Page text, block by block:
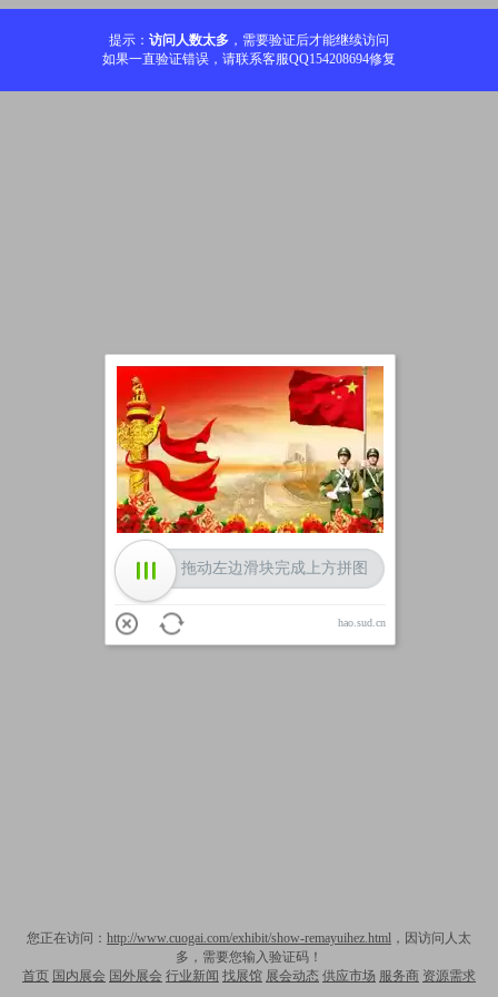
提示： 访问人数太多 ，需要验证后才能继续访问
如果一直验证错误，请联系客服QQ154208694修复
您正在访问： http://www.cuogai.com/exhibit/show-remayuihez.html ，因访问人太
多，需要您输入验证码！
首页 国内展会 国外展会 行业新闻 找展馆 展会动态 供应市场 服务商 资源需求
加载中
拖动左边滑块完成上方拼图
hao.sud.cn